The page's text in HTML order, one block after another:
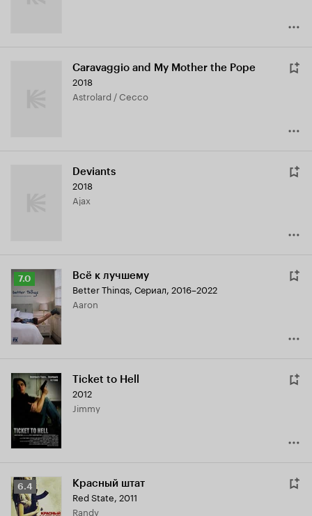
Caravaggio and My Mother the Pope
2018
Astrolard / Cecco
Deviants
2018
Ajax
Рейтинг
Кинопоиска
7.0
7.0 Всё к лучшему
Better Things, Сериал, 2016–2022
Aaron
Ticket to Hell
2012
Jimmy
Рейтинг
Кинопоиска
6.4
6.4 Красный штат
Red State, 2011
Randy